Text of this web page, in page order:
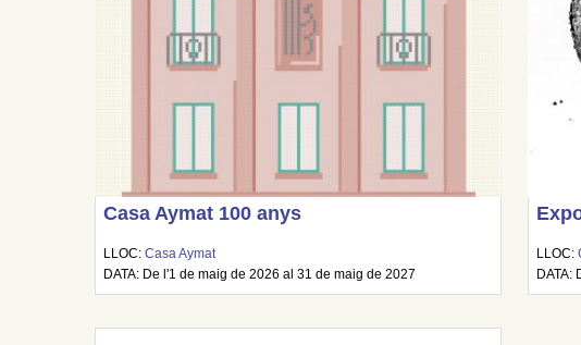
Casa Aymat 100 anys
LLOC:Casa Aymat
DATA: De l'1 de maig de 2026 al 31 de maig de 2027
LLOC:
DATA: